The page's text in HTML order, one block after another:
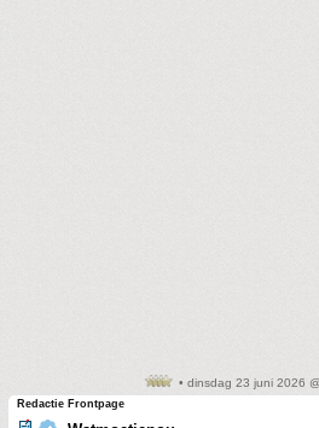
• dinsdag 23 juni 2026
Redactie Frontpage